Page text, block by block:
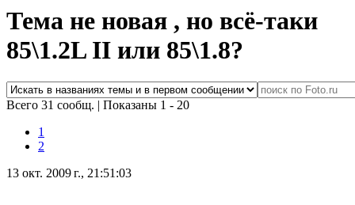
Тема не новая , но всё-таки
85\1.2L II или 85\1.8?
Всего 31 сообщ. | Показаны 1 - 20
1
2
13 окт. 2009 г., 21:51:03